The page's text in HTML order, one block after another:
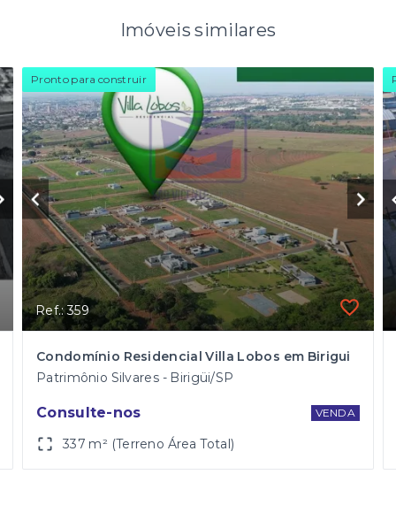
Imóveis similares
Pronto para construir
Ref.: 359
Condomínio Residencial Villa Lobos em Birigui
Patrimônio Silvares - Birigüi/SP
Consulte-nos VENDA
337 m² (Terreno Área Total)